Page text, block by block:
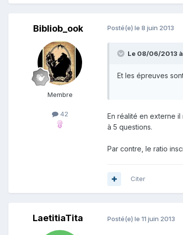
Bibliob_ook
Membre
42
Posté(e) le 8 juin 2013
Le 08/06/2013
Et les épreuves
En réalité en externe
à 5 questions.
Par contre, le ratio
Citer
LaetitiaTita Posté(e) le 11 juin 2013